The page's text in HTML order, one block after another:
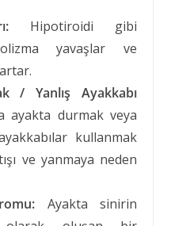
Hipotiroidi gibi
yavaşlar ve
/ Yanlış Ayakkabı
ayakta durmak veya
kullanmak
ve yanmaya neden
Ayakta sinirin